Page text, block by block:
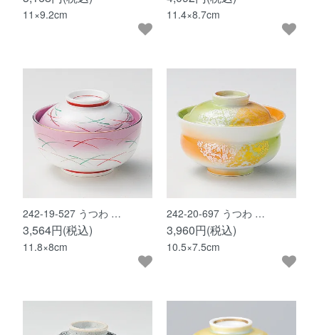
11×9.2cm 11.4×8.7cm
242-19-527 うつわ …
3,564円(税込)
11.8×8cm
242-20-697 うつわ …
3,960円(税込)
10.5×7.5cm